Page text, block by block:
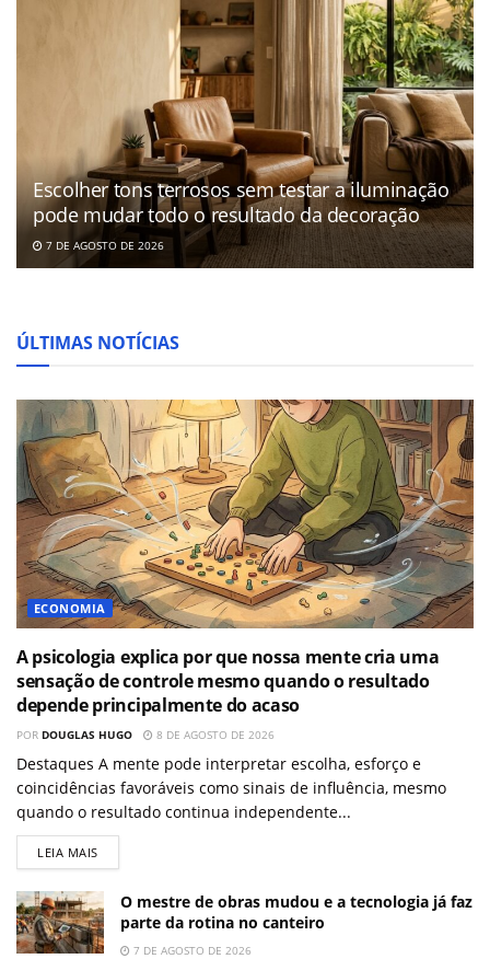
Escolher tons terrosos sem testar a iluminação
pode mudar todo o resultado da decoração
7 DE AGOSTO DE 2026
ÚLTIMAS NOTÍCIAS
ECONOMIA
A psicologia explica por que nossa mente cria uma
sensação de controle mesmo quando o resultado
depende principalmente do acaso
POR DOUGLAS HUGO 8 DE AGOSTO DE 2026
Destaques A mente pode interpretar escolha, esforço e
coincidências favoráveis como sinais de influência, mesmo
quando o resultado continua independente...
LEIA MAIS
O mestre de obras mudou e a tecnologia já faz
parte da rotina no canteiro
7 DE AGOSTO DE 2026